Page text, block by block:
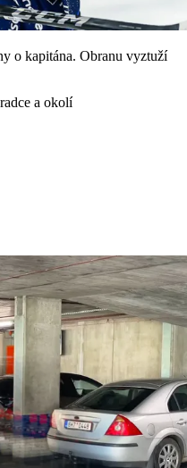
o kapitána. Obranu vyztuží
a okolí